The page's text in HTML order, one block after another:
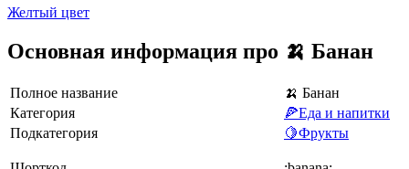
Желтый цвет
Основная информация про 🍌 Банан
Полное название
🍌 Банан
Категория
🍕Еда и напитки
Подкатегория
🍋Фрукты